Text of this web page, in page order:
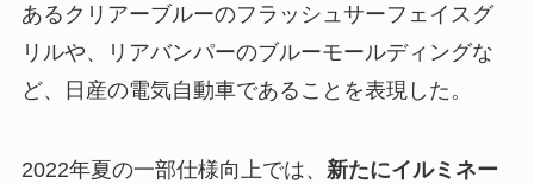
あるクリアーブルーのフラッシュサーフェイスグ
リルや、リアバンパーのブルーモールディングな
ど、日産の電気自動車であることを表現した。
2022年夏の一部仕様向上では、 新たにイルミネー